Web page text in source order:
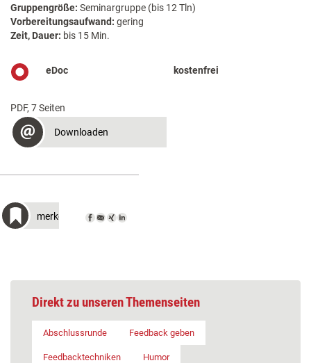
Gruppengröße: Seminargruppe (bis 12 Tln)
Vorbereitungsaufwand: gering
Zeit, Dauer: bis 15 Min.
eDoc kostenfrei
PDF, 7 Seiten
Downloaden
merken
Direkt zu unseren Themenseiten
Abschlussrunde Feedback geben
Feedbacktechniken Humor